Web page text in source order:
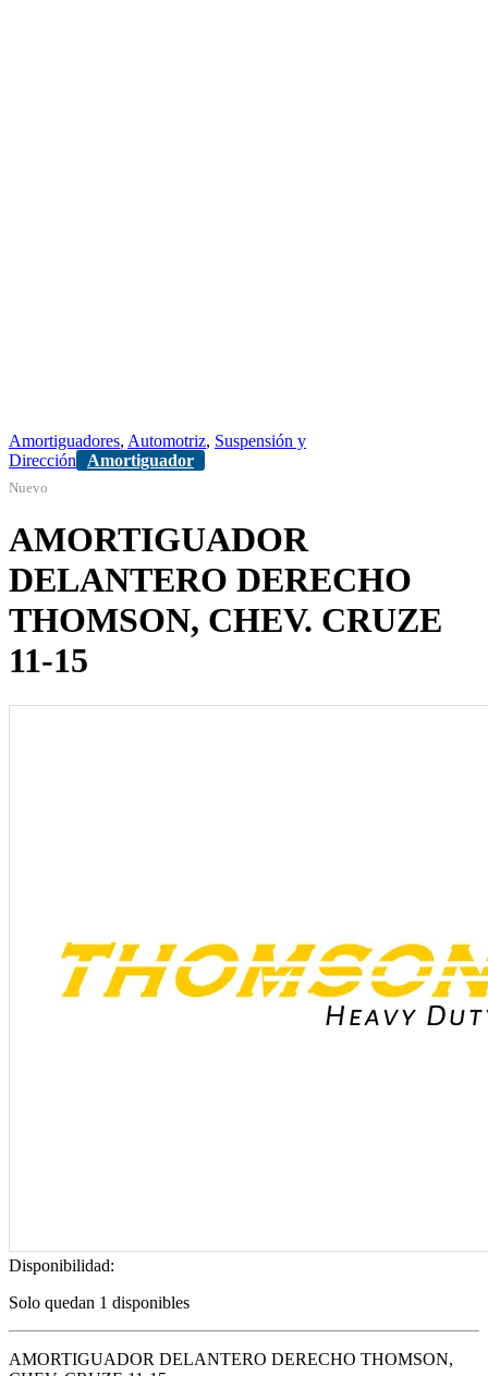
Amortiguadores, Automotriz, Suspensión y
Dirección
Amortiguador
Nuevo
AMORTIGUADOR
DELANTERO DERECHO
THOMSON, CHEV. CRUZE
11-15
Disponibilidad:
Solo quedan 1 disponibles
AMORTIGUADOR DELANTERO DERECHO THOMSON,